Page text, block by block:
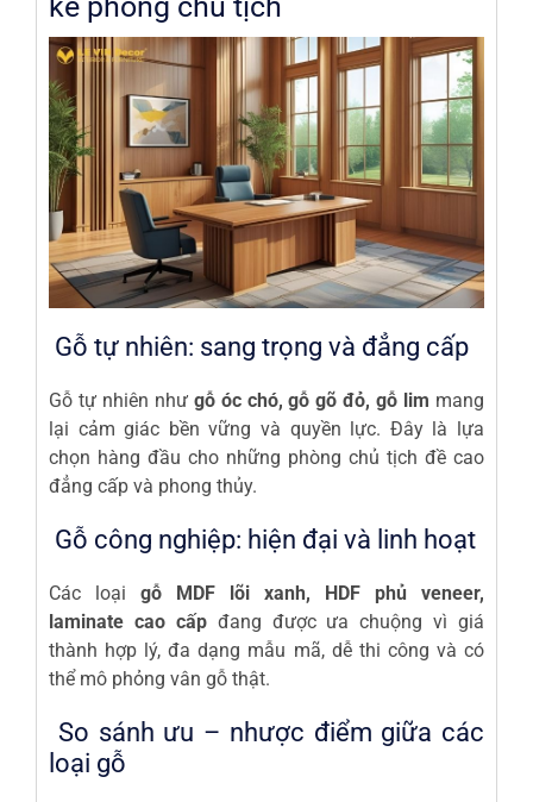
Gỗ tự nhiên: sang trọng và đẳng cấp
Gỗ tự nhiên như gỗ óc chó, gỗ gõ đỏ, gỗ lim mang
lại cảm giác bền vững và quyền lực. Đây là lựa
chọn hàng đầu cho những phòng chủ tịch đề cao
đẳng cấp và phong thủy.
Gỗ công nghiệp: hiện đại và linh hoạt
Các loại gỗ MDF lõi xanh, HDF phủ veneer,
laminate cao cấpđang được ưa chuộng vì giá
thành hợp lý, đa dạng mẫu mã, dễ thi công và có
thể mô phỏng vân gỗ thật.
So sánh ưu – nhược điểm giữa các
loại gỗ